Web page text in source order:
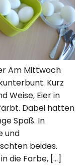
Am Mittwoch
Kurz
Weise, Eier in
Dabei hatten
Spaß. In
und
beides.
die Farbe, […]